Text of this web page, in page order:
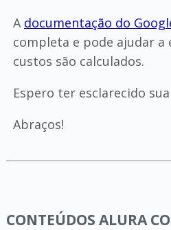
A documentação do
completa e pode ajudar a
custos são calculados.
Espero ter esclarecido
Abraços!
CONTEÚDOS ALURA